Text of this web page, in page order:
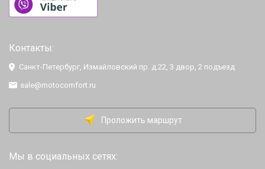
Контакты:
Санкт-Петербург, Измайловский пр. д.22, 3 двор, 2 подъезд
sale@motocomfort.ru
Проложить маршрут
Мы в социальных сетях: